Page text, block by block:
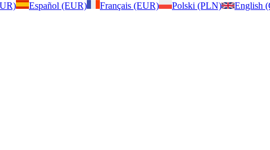
Español (EUR) Français (EUR) Polski (PLN) English